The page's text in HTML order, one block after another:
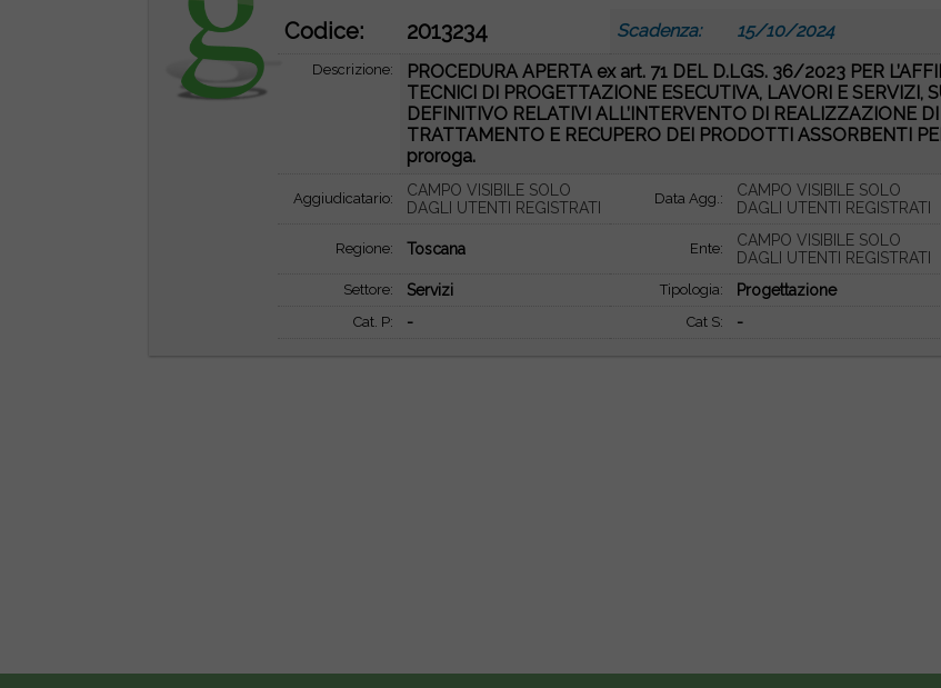
Codice: 2013234 Scadenza: 15/10/2024
Descrizione:
PROCEDURA APERTA ex art. 71 DEL D.LGS. 36/2023 PER
TECNICI DI PROGETTAZIONE ESECUTIVA, LAVORI E SERVIZI,
DEFINITIVO RELATIVI ALL’INTERVENTO DI REALIZZAZIONE
TRATTAMENTO E RECUPERO DEI PRODOTTI ASSORBENTI
proroga.
Aggiudicatario:
CAMPO VISIBILE SOLO
DAGLI UTENTI REGISTRATI
Data Agg.:
CAMPO VISIBILE SOLO
DAGLI UTENTI REGISTRATI
Regione: Toscana Ente:
CAMPO VISIBILE SOLO
DAGLI UTENTI REGISTRATI
Settore: Servizi Tipologia: Progettazione
Cat. P: - Cat S: -